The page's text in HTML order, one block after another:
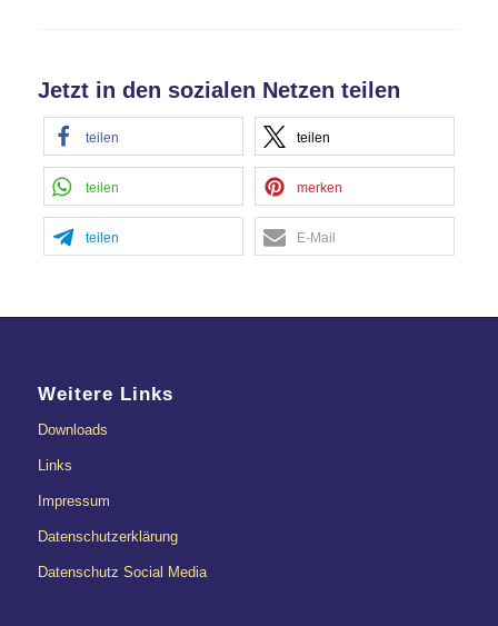
Jetzt in den sozialen Netzen teilen
teilen teilen
teilen merken
teilen E-Mail
Weitere Links
Downloads
Links
Impressum
Datenschutzerklärung
Datenschutz Social Media